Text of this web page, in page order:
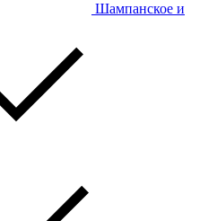
Шампанское и